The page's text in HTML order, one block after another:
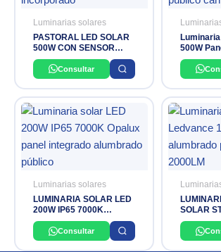
Luminarias solares
PASTORAL LED SOLAR
500W CON SENSOR
MICROONDAS OPALUX
Consultar
500W
IP66
OPALUX
Luminarias solares
LUMINARIA SOLAR LED
200W IP65 7000K
OPALUX
Consultar
SOLAR
13W IP65